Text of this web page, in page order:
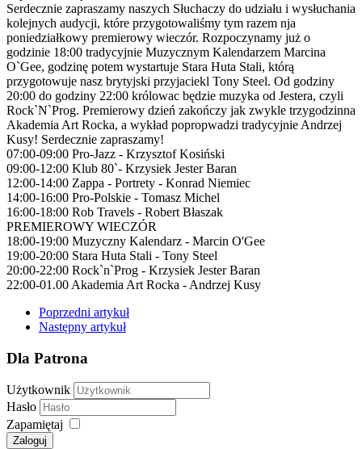
Serdecznie zapraszamy naszych Słuchaczy do udziału i wysłuchania
kolejnych audycji, które przygotowaliśmy tym razem nja
poniedziałkowy premierowy wieczór. Rozpoczynamy już o
godzinie 18:00 tradycyjnie Muzycznym Kalendarzem Marcina
O`Gee, godzinę potem wystartuje Stara Huta Stali, którą
przygotowuje nasz brytyjski przyjaciekl Tony Steel. Od godziny
20:00 do godziny 22:00 królowac będzie muzyka od Jestera, czyli
Rock`N`Prog. Premierowy dzień zakończy jak zwykle trzygodzinna
Akademia Art Rocka, a wykład popropwadzi tradycyjnie Andrzej
Kusy! Serdecznie zapraszamy!
07:00-09:00 Pro-Jazz - Krzysztof Kosiński
09:00-12:00 Klub 80`- Krzysiek Jester Baran
12:00-14:00 Zappa - Portrety - Konrad Niemiec
14:00-16:00 Pro-Polskie - Tomasz Michel
16:00-18:00 Rob Travels - Robert Błaszak
PREMIEROWY WIECZÓR
18:00-19:00 Muzyczny Kalendarz - Marcin O'Gee
19:00-20:00 Stara Huta Stali - Tony Steel
20:00-22:00 Rock`n`Prog - Krzysiek Jester Baran
22:00-01.00 Akademia Art Rocka - Andrzej Kusy
Poprzedni artykuł
Następny artykuł
Dla Patrona
Użytkownik
Hasło
Zapamiętaj
Zaloguj